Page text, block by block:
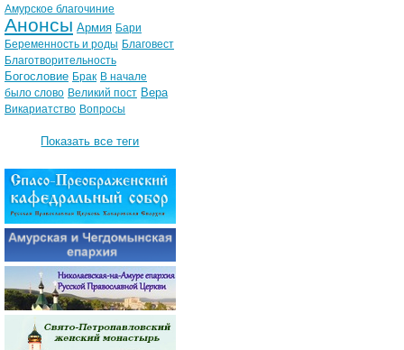
Амурское благочиние
Анонсы Армия Бари
Беременность и роды Благовест
Благотворительность
Богословие Брак В начале
было слово Великий пост Вера
Викариатство Вопросы
Показать все теги